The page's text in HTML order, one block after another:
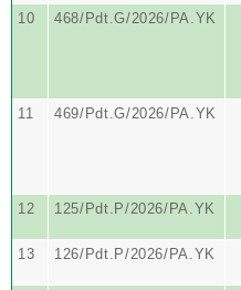
10
468/Pdt.G/2026/PA.YK
11
469/Pdt.G/2026/PA.YK
12
125/Pdt.P/2026/PA.YK
13
126/Pdt.P/2026/PA.YK